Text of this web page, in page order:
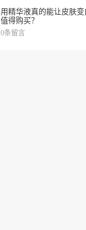
用精华液真的能让皮肤
值得购买？
0条留言